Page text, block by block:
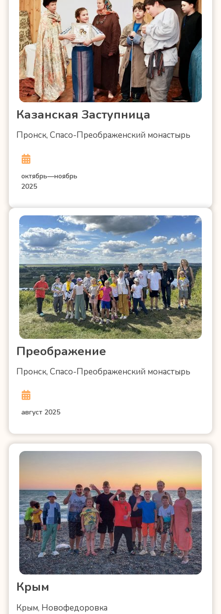
Казанская Заступница
Пронск, Спасо-Преображенский монастырь
октябрь—ноябрь
2025
Преображение
Пронск, Спасо-Преображенский монастырь
август 2025
Крым
Крым, Новофедоровка